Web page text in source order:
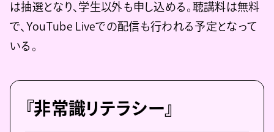
は抽選となり、学生以外も申し込める。聴講料は無料
で、YouTube Liveでの配信も行われる予定となって
いる。
『非常識リテラシー』